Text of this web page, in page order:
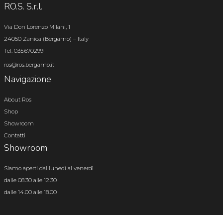
RO.S. S.r.l.
Via Don Lorenzo Milani, 1
24050 Zanica (Bergamo) – Italy
Tel. 035.670299
ros@ros.bergamo.it
Navigazione
About Ros
Shop
Showroom
Contatti
Showroom
Siamo aperti dal lunedì al venerdì
dalle 08.30 alle 12.30
dalle 14.00 alle 18.00